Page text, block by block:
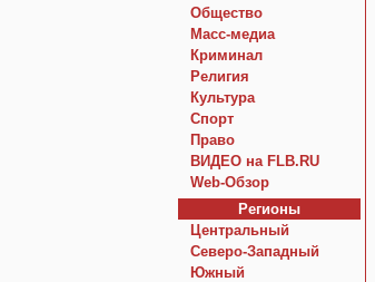
Общество
Macc-медиа
Криминал
Религия
Культура
Спорт
Право
ВИДЕО на FLB.RU
Web-Обзор
Регионы
Центральный
Северо-Западный
Южный